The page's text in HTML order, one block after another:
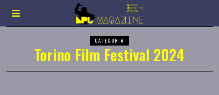
CATEGORIA
Torino Film Festival 2024